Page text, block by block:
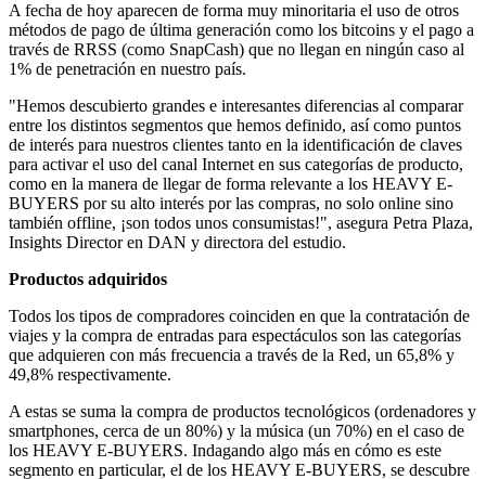
A fecha de hoy aparecen de forma muy minoritaria el uso de otros
métodos de pago de última generación como los bitcoins y el pago a
través de RRSS (como SnapCash) que no llegan en ningún caso al
1% de penetración en nuestro país.
"Hemos descubierto grandes e interesantes diferencias al comparar
entre los distintos segmentos que hemos definido, así como puntos
de interés para nuestros clientes tanto en la identificación de claves
para activar el uso del canal Internet en sus categorías de producto,
como en la manera de llegar de forma relevante a los HEAVY E-
BUYERS por su alto interés por las compras, no solo online sino
también offline, ¡son todos unos consumistas!", asegura Petra Plaza,
Insights Director en DAN y directora del estudio.
Productos adquiridos
Todos los tipos de compradores coinciden en que la contratación de
viajes y la compra de entradas para espectáculos son las categorías
que adquieren con más frecuencia a través de la Red, un 65,8% y
49,8% respectivamente.
A estas se suma la compra de productos tecnológicos (ordenadores y
smartphones, cerca de un 80%) y la música (un 70%) en el caso de
los HEAVY E-BUYERS. Indagando algo más en cómo es este
segmento en particular, el de los HEAVY E-BUYERS, se descubre